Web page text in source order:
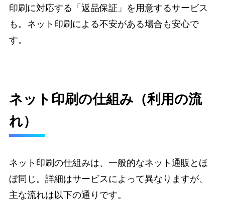
印刷に対応する「返品保証」を用意するサービス
も。ネット印刷による不安がある場合も安心で
す。
ネット印刷の仕組み（利用の流
れ）
ネット印刷の仕組みは、一般的なネット通販とほ
ぼ同じ。詳細はサービスによって異なりますが、
主な流れは以下の通りです。